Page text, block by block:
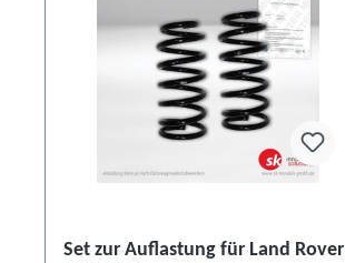
Set zur Auflastung für Land Rover